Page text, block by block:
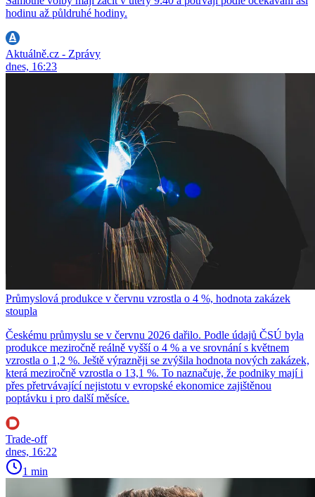
hodinu až půldruhé hodiny.
Aktuálně.cz - Zprávy
dnes, 16:23
Průmyslová produkce v červnu vzrostla o 4 %, hodnota zakázek
stoupla
Českému průmyslu se v červnu 2026 dařilo. Podle údajů ČSÚ byla
produkce meziročně reálně vyšší o 4 % a ve srovnání s květnem
vzrostla o 1,2 %. Ještě výrazněji se zvýšila hodnota nových zakázek,
která meziročně vzrostla o 13,1 %. To naznačuje, že podniky mají i
přes přetrvávající nejistotu v evropské ekonomice zajištěnou
poptávku i pro další měsíce.
Trade-off
dnes, 16:22
1 min